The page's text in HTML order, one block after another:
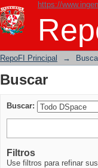
https://
Buscar
RepoFI Principal →
Buscar
Buscar:
Filtros
Use filtros para refinar